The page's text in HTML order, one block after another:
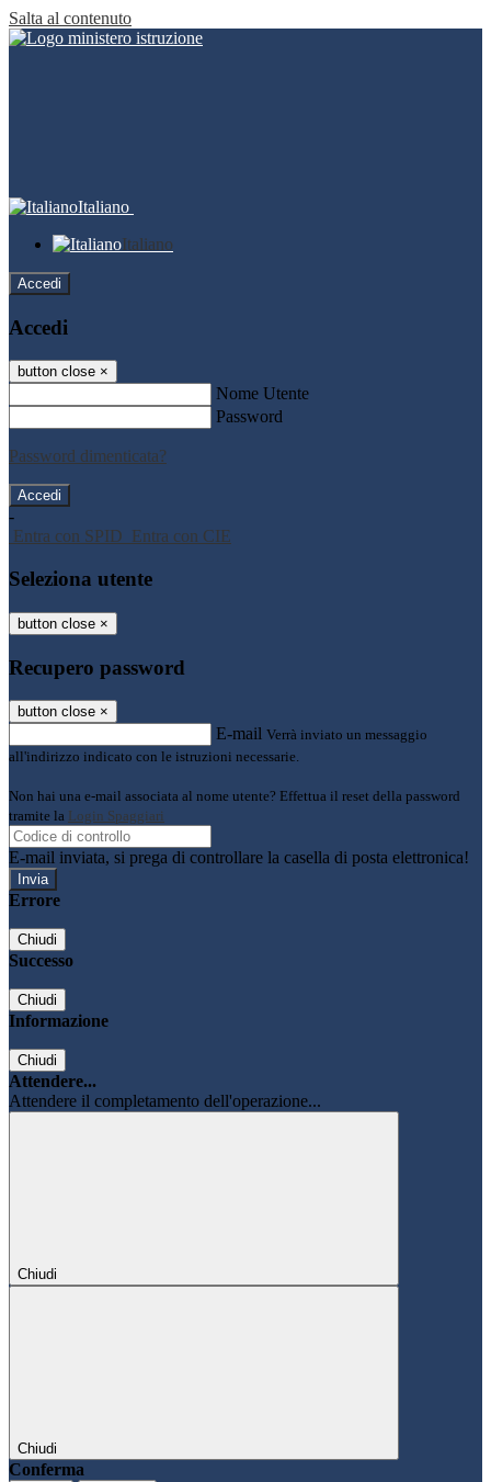
Salta al contenuto
Italiano
Italiano
Accedi
Accedi
button close ×
Nome Utente
Password
Password dimenticata?
-
Entra con SPID Entra con CIE
Seleziona utente
button close ×
Recupero password
button close ×
E-mail Verrà inviato un messaggio
all'indirizzo indicato con le istruzioni necessarie.
Non hai una e-mail associata al nome utente? Effettua il reset della password
tramite la Login Spaggiari
E-mail inviata, si prega di controllare la casella di posta elettronica!
Errore
Chiudi
Successo
Chiudi
Informazione
Chiudi
Attendere...
Attendere il completamento dell'operazione...
Chiudi
Chiudi
Conferma